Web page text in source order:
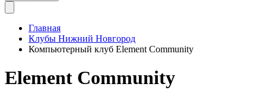
Главная
Клубы Нижний Новгород
Компьютерный клуб Element Community
Element Community